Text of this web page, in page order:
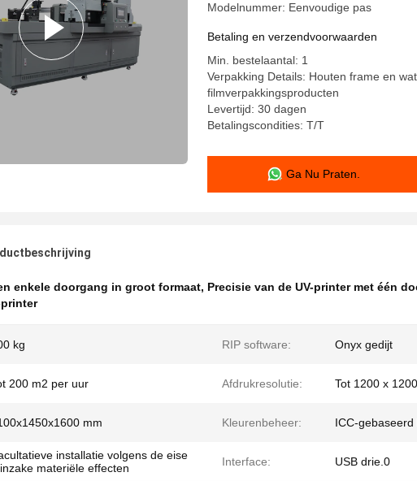
Modelnummer: Eenvoudige pas
Betaling en verzendvoorwaarden
Min. bestelaantal: 1
Verpakking Details: Houten frame en
filmverpakkingsproducten
Levertijd: 30 dagen
Betalingscondities: T/T
Ga Nu Praten.
enkele doorgang in groot formaat, Precisie van de UV-printer met één
kg RIP software: Onyx gedijt
200 m2 per uur Afdrukresolutie: Tot 1200 x
mm Kleurenbeheer: ICC-
installatie volgens de eise
materiële effecten
Interface: USB drie.0